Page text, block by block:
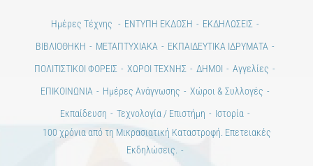
Ημέρες Τέχνης ΕΝΤΥΠΗ ΕΚΔΟΣΗ
ΕΚΔΗΛΩΣΕΙΣ
ΒΙΒΛΙΟΘΗΚΗ
ΜΕΤΑΠΤΥΧΙΑΚΑ
ΕΚΠΑΙΔΕΥΤΙΚΑ ΙΔΡΥΜΑΤΑ
ΠΟΛΙΤΙΣΤΙΚΟΙ ΦΟΡΕΙΣ
ΧΩΡΟΙ ΤΕΧΝΗΣ ΔΗΜΟΙ
Αγγελίες
ΕΠΙΚΟΙΝΩΝΙΑ
Ημέρες Ανάγνωσης
Χώροι & Συλλογές
Εκπαίδευση
Τεχνολογία / Επιστήμη
Ιστορία
100 χρόνια από τη Μικρασιατική Καταστροφή. Επετειακές
Εκδηλώσεις.